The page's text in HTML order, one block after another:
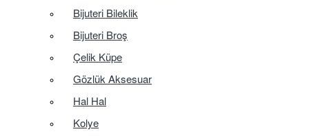
Bijuteri Bileklik
Bijuteri Broş
Çelik Küpe
Gözlük Aksesuar
Hal Hal
Kolye